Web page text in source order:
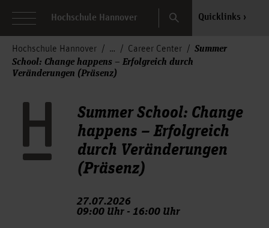
Hochschule Hannover Search Quicklinks
Hochschule Hannover Career Center
Summer
School: Change happens – Erfolgreich durch
Veränderungen (Präsenz)
Summer School: Change
happens – Erfolgreich
durch Veränderungen
(Präsenz)
27.07.2026
09:00 Uhr - 16:00 Uhr